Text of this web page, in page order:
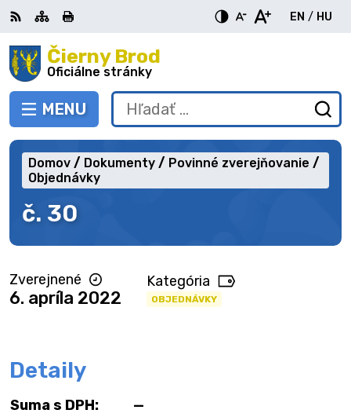
Preskočiť
na
obsah Čierny Brod
Oficiálne stránky
PREPNÚŤ
MENU
RSS MapaTlačiť
EN
English
/ HU
Hľadať:
č. 30
Domov Dokumenty
Povinné zverejňovanie
Objednávky
Zverejnené
6. apríla 2022
Kategória
OBJEDNÁVKY
Detaily
Suma s DPH:
—